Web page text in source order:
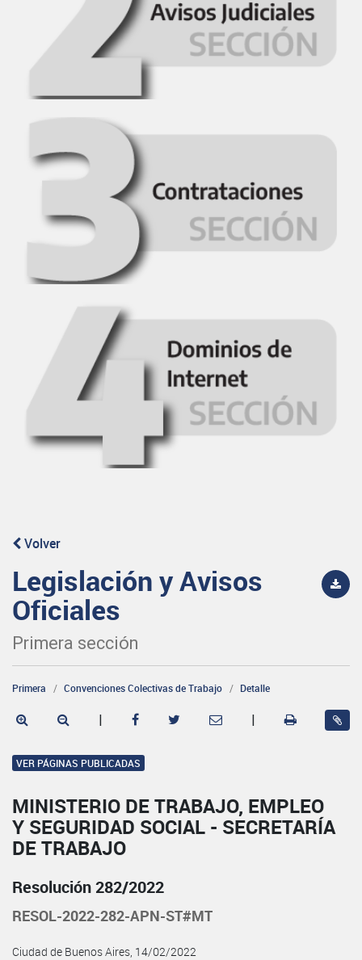
Volver
Legislación y Avisos
Oficiales
Primera sección
Primera Convenciones Colectivas de Trabajo Detalle
| |
VER PÁGINAS PUBLICADAS
MINISTERIO DE TRABAJO, EMPLEO
Y SEGURIDAD SOCIAL - SECRETARÍA
DE TRABAJO
Resolución 282/2022
RESOL-2022-282-APN-ST#MT
Ciudad de Buenos Aires, 14/02/2022